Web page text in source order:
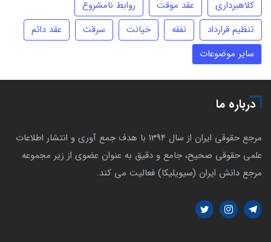
کلاهبرداری
عقد موقت
روابط نامشروع
تنظیم قرارداد
نفقه خیانت سرقت
عقد دائم
سایر موضوعات
درباره ما
مرجع حقوقی ایران از سال 1394 با هدف جمع آوری و انتشار اطلاعات
علمی حقوقی صحیح، جامع و دقیق به عنوان عضوی از زیر مجموعه
مرجع دانش ایران (سیویلیکا) فعالیت می کند.